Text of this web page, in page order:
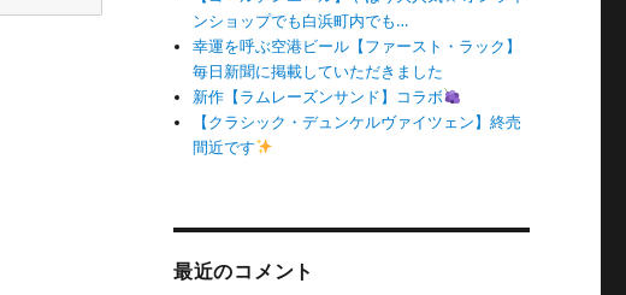
ンショップでも白浜町内でも…
幸運を呼ぶ空港ビール【ファースト・ラック】
毎日新聞に掲載していただきました
新作【ラムレーズンサンド】コラボ
【クラシック・デュンケルヴァイツェン】終売
間近です
最近のコメント